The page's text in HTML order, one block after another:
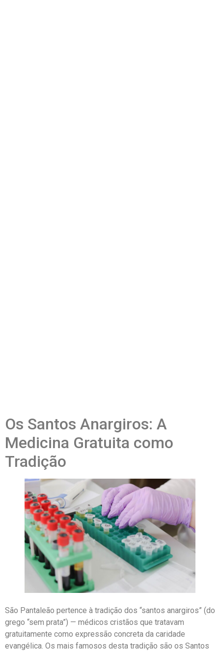
Os Santos Anargiros: A
Medicina Gratuita como
Tradição
São Pantaleão pertence à tradição dos “santos anargiros” (do
grego “sem prata”) — médicos cristãos que tratavam
gratuitamente como expressão concreta da caridade
evangélica. Os mais famosos desta tradição são os Santos